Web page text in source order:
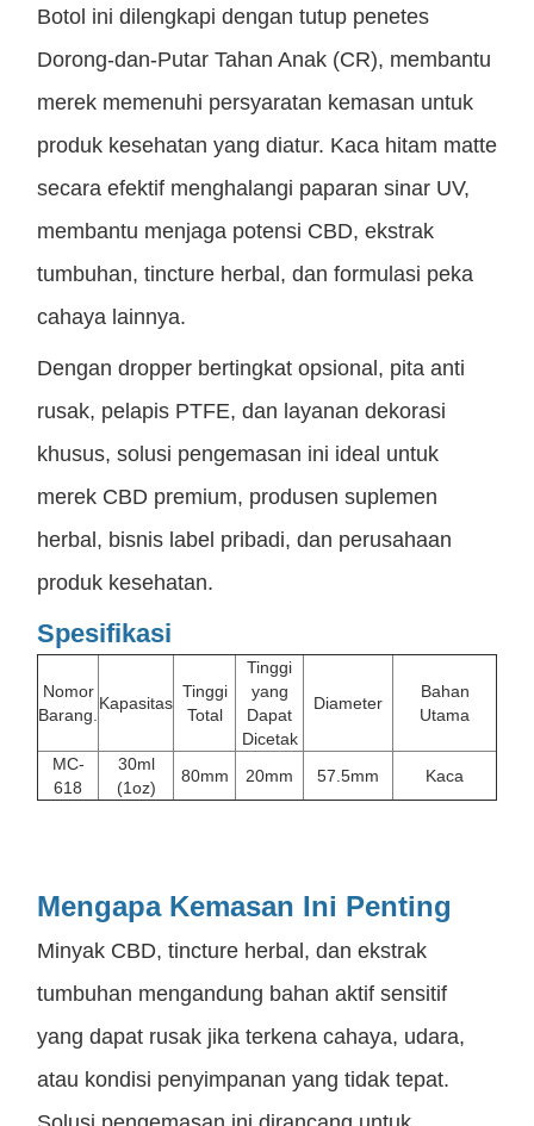
Botol ini dilengkapi dengan tutup penetes
Dorong-dan-Putar Tahan Anak (CR), membantu
merek memenuhi persyaratan kemasan untuk
produk kesehatan yang diatur. Kaca hitam matte
secara efektif menghalangi paparan sinar UV,
membantu menjaga potensi CBD, ekstrak
tumbuhan, tincture herbal, dan formulasi peka
cahaya lainnya.
Dengan dropper bertingkat opsional, pita anti
rusak, pelapis PTFE, dan layanan dekorasi
khusus, solusi pengemasan ini ideal untuk
merek CBD premium, produsen suplemen
herbal, bisnis label pribadi, dan perusahaan
produk kesehatan.
Spesifikasi
Nomor
Barang.
Kapasitas
Tinggi
Total
Tinggi
yang
Dapat
Dicetak
Diameter
Bahan
Utama
MC-
618
30ml
(1oz)
80mm 20mm 57.5mm Kaca
Mengapa Kemasan Ini Penting
Minyak CBD, tincture herbal, dan ekstrak
tumbuhan mengandung bahan aktif sensitif
yang dapat rusak jika terkena cahaya, udara,
atau kondisi penyimpanan yang tidak tepat.